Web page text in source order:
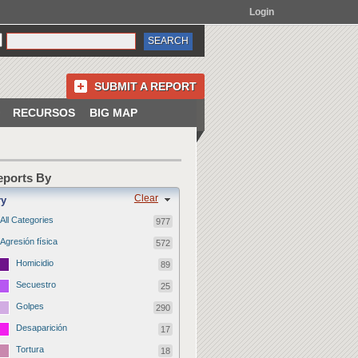
Login
SUBMIT A REPORT
RECURSOS BIG MAP
By
Clear
All Categories 977
Agresión física 572
Homicidio 89
Secuestro 25
Golpes 290
Desaparición 17
Tortura 18